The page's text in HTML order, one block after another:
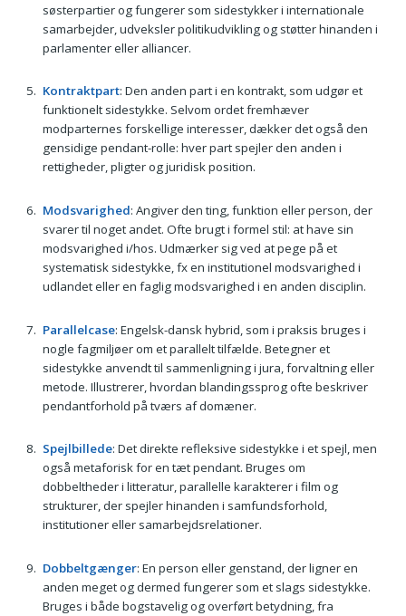
søsterpartier og fungerer som sidestykker i internationale
samarbejder, udveksler politikudvikling og støtter hinanden i
parlamenter eller alliancer.
Kontraktpart: Den anden part i en kontrakt, som udgør et
funktionelt sidestykke. Selvom ordet fremhæver
modparternes forskellige interesser, dækker det også den
gensidige pendant-rolle: hver part spejler den anden i
rettigheder, pligter og juridisk position.
Modsvarighed: Angiver den ting, funktion eller person, der
svarer til noget andet. Ofte brugt i formel stil: at have sin
modsvarighed i/hos. Udmærker sig ved at pege på et
systematisk sidestykke, fx en institutionel modsvarighed i
udlandet eller en faglig modsvarighed i en anden disciplin.
Parallelcase: Engelsk-dansk hybrid, som i praksis bruges i
nogle fagmiljøer om et parallelt tilfælde. Betegner et
sidestykke anvendt til sammenligning i jura, forvaltning eller
metode. Illustrerer, hvordan blandingssprog ofte beskriver
pendantforhold på tværs af domæner.
Spejlbillede: Det direkte refleksive sidestykke i et spejl, men
også metaforisk for en tæt pendant. Bruges om
dobbeltheder i litteratur, parallelle karakterer i film og
strukturer, der spejler hinanden i samfundsforhold,
institutioner eller samarbejdsrelationer.
Dobbeltgænger: En person eller genstand, der ligner en
anden meget og dermed fungerer som et slags sidestykke.
Bruges i både bogstavelig og overført betydning, fra